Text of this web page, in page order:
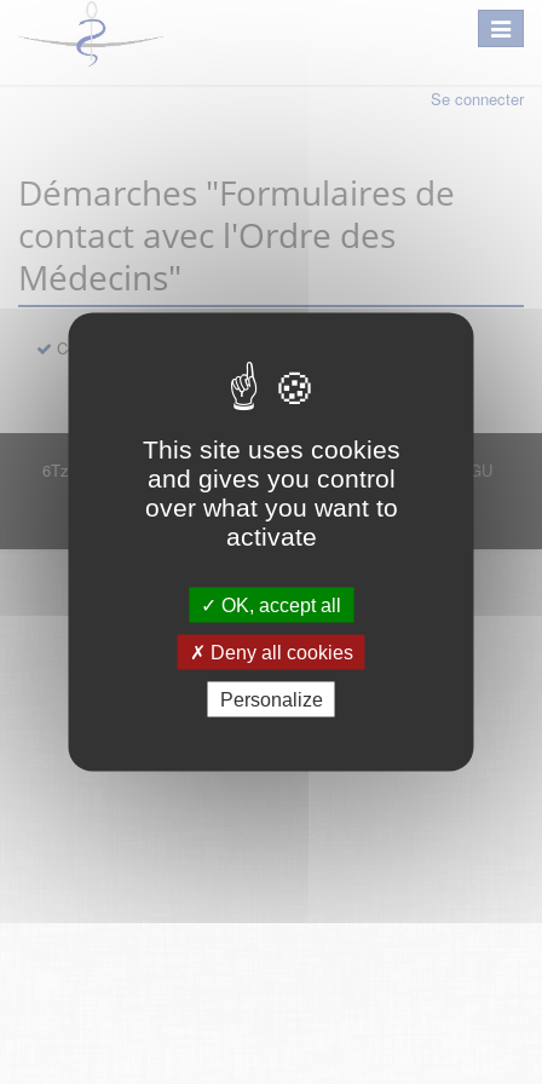
This site uses cookies
and gives you control
over what you want to
activate
OK, accept all
Deny all cookies
Personalize
Se connecter
Démarches "Formulaires de
contact avec l'Ordre des
Médecins"
Contact
6Tzen ©2015 - Tous droits réservés Mentions légales
CGU
Plan du site
FAQ
Contact
Ce service est proposé par6Tzen